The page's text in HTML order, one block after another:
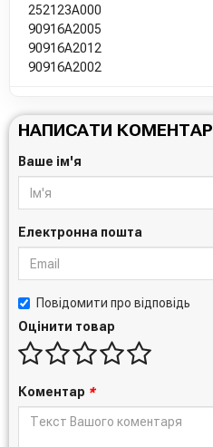
252123A000
90916A2005
90916A2012
90916A2002
НАПИСАТИ КОМЕНТАР
Ваше ім'я
Електронна пошта
Повідомити про відповідь
Оцінити товар
Коментар *